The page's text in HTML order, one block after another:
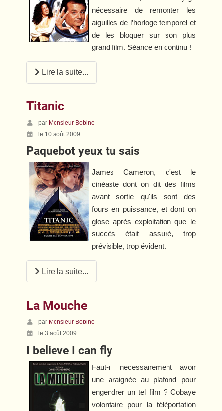
nécessaire de remonter les
aiguilles de l’horloge temporel et
de les bloquer sur son plus
grand film. Séance en continu !
Lire la suite...
Titanic
par Monsieur Bobine
le 10 août 2009
Paquebot yeux tu sais
James Cameron, c'est le
cinéaste dont on dit des films
avant sortie qu'ils sont des
fours en puissance, et dont on
glose après exploitation que le
succès était assuré, trop
prévisible, trop évident.
Lire la suite...
La Mouche
par Monsieur Bobine
le 3 août 2009
I believe I can fly
Faut-il nécessairement avoir
une araignée au plafond pour
engendrer un tel film ? Cobaye
volontaire pour la téléportation